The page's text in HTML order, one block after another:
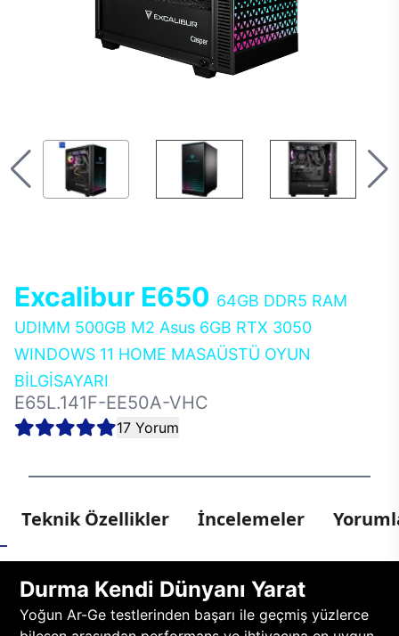
Excalibur E650 64GB DDR5 RAM
UDIMM 500GB M2 Asus 6GB RTX 3050
WINDOWS 11 HOME MASAÜSTÜ OYUN
BİLGİSAYARI
E65L.141F-EE50A-VHC
17 Yorum
Teknik Özellikler İncelemeler
Durma Kendi Dünyanı Yarat
Yoğun Ar-Ge testlerinden başarı ile geçmiş yüzlerce